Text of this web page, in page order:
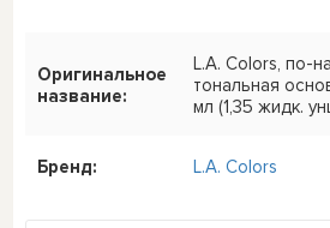
Оригинальное
название:
L.A. Colors, по-
тональная
мл (1,35 жидк.
Бренд: L.A. Colors